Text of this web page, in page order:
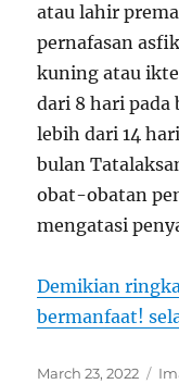
atau lahir
pernafasan
kuning atau
dari 8 hari pada
lebih dari 14
bulan
obat-obatan
mengatasi
Demikian
bermanfaat!
Posted
March 23, 2022